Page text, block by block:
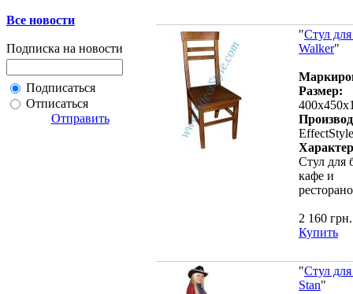
Все новости
Подписка на новости
Подписаться
Отписаться
Отправить
"Стул
Walker"
Размер:
EffectStyle
Стул для
кафе и
2 160 грн.
Купить
"Стул
Stan"